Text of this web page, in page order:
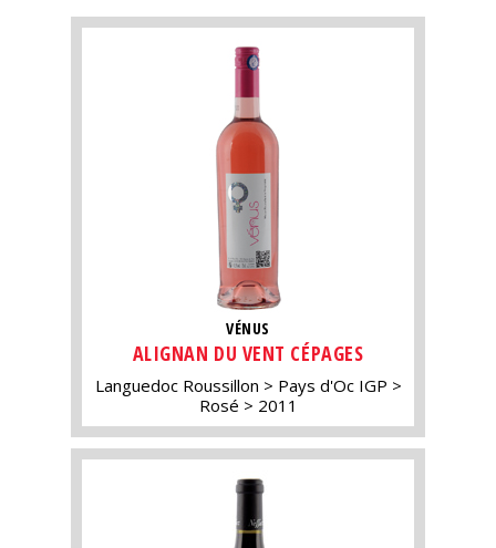
Magazine
VÉNUS
ALIGNAN DU VENT CÉPAGES
Languedoc Roussillon
Pays d'Oc IGP
Rosé
2011